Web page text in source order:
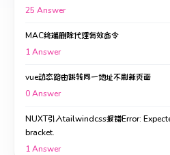
25 Answer
MAC终端删除代理有效命令
1Answer
vue动态路由跳转同一地址不刷新页面
0Answer
NUXT引入tailwindcss报错Error:
bracket.
1Answer